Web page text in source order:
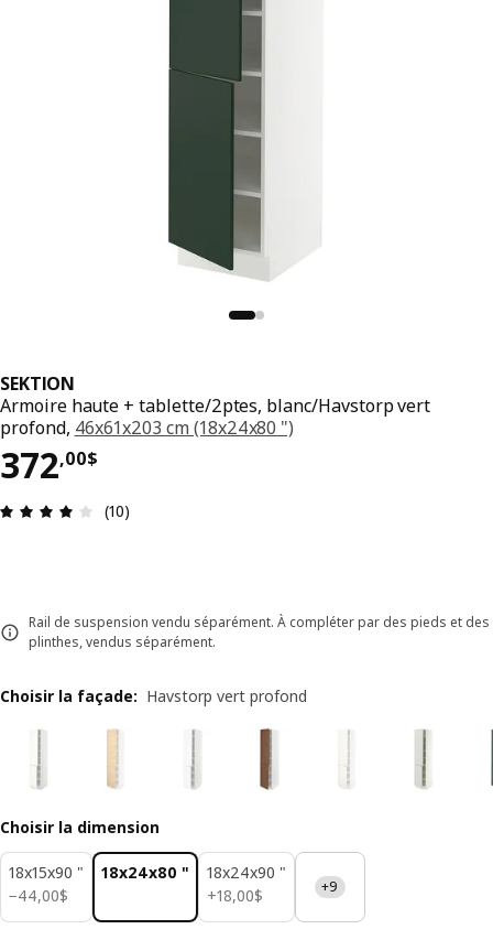
SEKTION
Armoire haute + tablette/2ptes, blanc/Havstorp vert
profond, 46x61x203 cm (18x24x80 ")
372,00$
Prix 372,00$
Avis: 4 sur 5 étoiles. Nombre total d'avis: 10
(10)
Rail de suspension vendu séparément. À compléter par des pieds et des
plinthes, vendus séparément.
Choisir la façade: Havstorp vert profond
Choisir la dimension
18x15x90 "
−44,00$
44,00$
18x24x80 "
18x24x90 "
+18,00$
18,00$ +9